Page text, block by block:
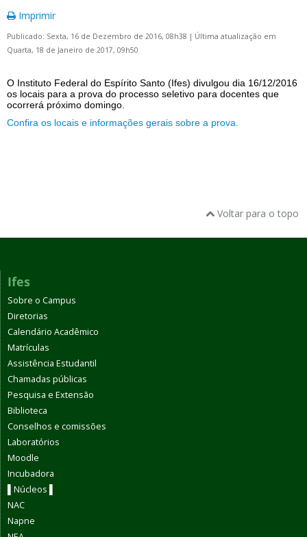
Imprimir
Publicado: Sexta, 16 de Dezembro de 2016, 08h38 | Última atualização em
Quarta, 18 de Janeiro de 2017, 09h50
O Instituto Federal do Espírito Santo (Ifes) divulgou dia 16/12/2016
os locais para a prova do processo seletivo para docentes que
ocorrerá próximo domingo.
Confira os locais e informações gerais sobre a prova
Voltar para o topo
Ifes
Sobre o Campus
Diretorias
Calendário Acadêmico
Matrículas
Assistência Estudantil
Chamadas públicas
Pesquisa e Extensão
Biblioteca
Conselhos e comissões
Laboratórios
Moodle
Incubadora
▌Núcleos ▌
NAC
Napne